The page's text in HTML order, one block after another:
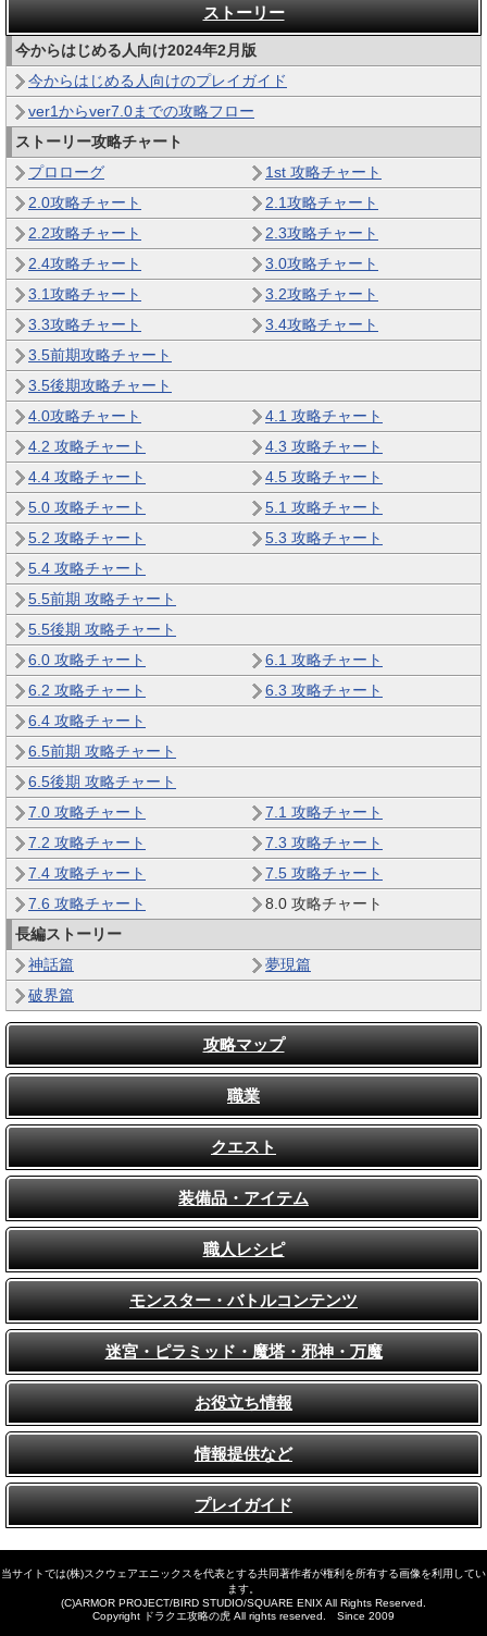
ストーリー
今からはじめる人向け2024年2月版
今からはじめる人向けのプレイガイド
ver1からver7.0までの攻略フロー
ストーリー攻略チャート
プロローグ
1st 攻略チャート
2.0攻略チャート
2.1攻略チャート
2.2攻略チャート
2.3攻略チャート
2.4攻略チャート
3.0攻略チャート
3.1攻略チャート
3.2攻略チャート
3.3攻略チャート
3.4攻略チャート
3.5前期攻略チャート
3.5後期攻略チャート
4.0攻略チャート
4.1 攻略チャート
4.2 攻略チャート
4.3 攻略チャート
4.4 攻略チャート
4.5 攻略チャート
5.0 攻略チャート
5.1 攻略チャート
5.2 攻略チャート
5.3 攻略チャート
5.4 攻略チャート
5.5前期 攻略チャート
5.5後期 攻略チャート
6.0 攻略チャート
6.1 攻略チャート
6.2 攻略チャート
6.3 攻略チャート
6.4 攻略チャート
6.5前期 攻略チャート
6.5後期 攻略チャート
7.0 攻略チャート
7.1 攻略チャート
7.2 攻略チャート
7.3 攻略チャート
7.4 攻略チャート
7.5 攻略チャート
7.6 攻略チャート
8.0 攻略チャート
長編ストーリー
神話篇
夢現篇
破界篇
攻略マップ
職業
クエスト
装備品・アイテム
職人レシピ
モンスター・バトルコンテンツ
迷宮・ピラミッド・魔塔・邪神・万魔
お役立ち情報
情報提供など
プレイガイド
当サイトでは(株)スクウェアエニックスを代表とする共同著作者が権利を所有する画像を利用してい
ます。
(C)ARMOR PROJECT/BIRD STUDIO/SQUARE ENIX All Rights Reserved.
Copyright ドラクエ攻略の虎 All rights reserved. Since 2009